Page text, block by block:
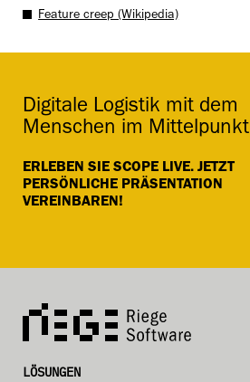
Feature creep (Wikipedia)
ERLEBEN SIE SCOPE LIVE. JETZT
PERSÖNLICHE PRÄSENTATION
VEREINBAREN!
Digitale Logistik mit dem
Menschen im Mittelpunkt
LÖSUNGEN